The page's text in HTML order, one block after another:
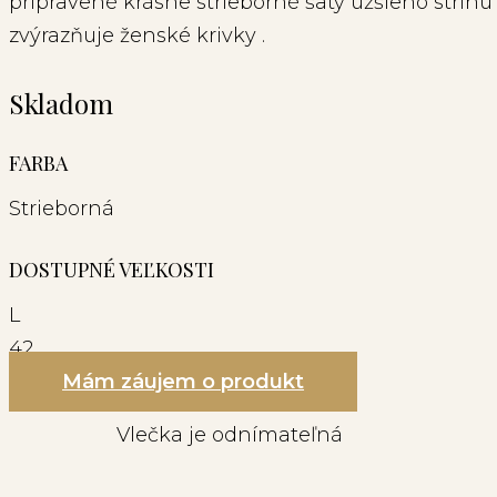
zvýrazňuje ženské krivky .
Skladom
FARBA
Strieborná
DOSTUPNÉ VEĽKOSTI
L
42
Mám záujem o produkt
Vlečka je odnímateľná